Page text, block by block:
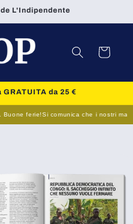
L'Indipendente
Carrello
da 25 €
ferie!Si comunica che i nostri